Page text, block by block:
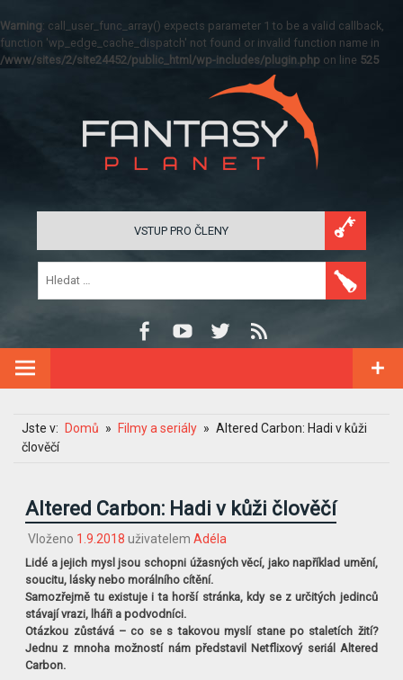
Warning: call_user_func_array() expects parameter 1 to be a valid callback,
function 'wp_edge_cache_dispatch' not found or invalid function name in
/www/sites/2/site24452/public_html/wp-includes/plugin.php on line 525
VSTUP PRO ČLENY
Jste v: Domů Filmy a seriály
Altered Carbon: Hadi v kůži
člověčí
Altered Carbon: Hadi v kůži člověčí
Vloženo 1.9.2018 uživatelem Adéla
Lidé a jejich mysl jsou schopni úžasných věcí, jako například umění,
soucitu, lásky nebo morálního cítění.
Samozřejmě tu existuje i ta horší stránka, kdy se z určitých jedinců
stávají vrazi, lháři a podvodníci.
Otázkou zůstává – co se s takovou myslí stane po staletích žití?
Jednu z mnoha možností nám představil Netflixový seriál Altered
Carbon.